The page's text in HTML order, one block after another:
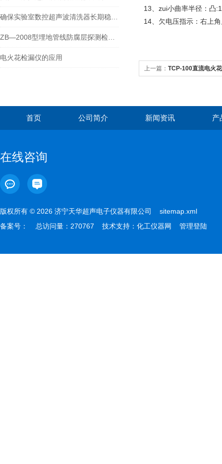
电火花检漏仪的应用
13、zui小曲率半径：
14、欠电压指示：右上
上一篇： TCP-100直流电火
首页 公司简介 新闻资讯 产
在线咨询
版权所有 © 2026 济宁天华超声电子仪器有限公司 sitemap.xml
备案号：
总访问量：270767 技术支持： 化工仪器网 管理登陆